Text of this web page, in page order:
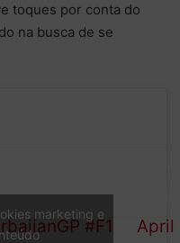
toques por conta do
na busca de se
up
#F1
April
marketing e